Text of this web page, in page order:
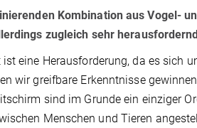
Kombination aus Vogel-
zugleich sehr
ist eine Herausforderung, da es sich
wir greifbare Erkenntnisse
sind im Grunde ein einziger
Menschen und Tieren